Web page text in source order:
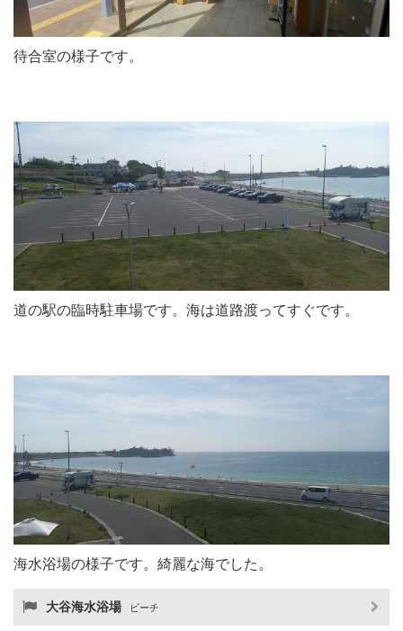
待合室の様子です。
道の駅の臨時駐車場です。海は道路渡ってすぐです。
海水浴場の様子です。綺麗な海でした。
大谷海水浴場 ビーチ